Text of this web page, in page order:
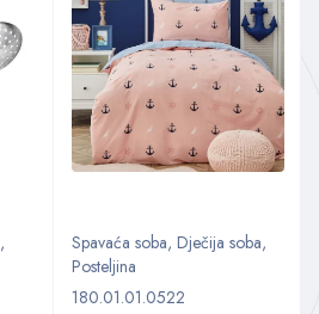
,
Spavaća soba, Dječija soba,
Posteljina
180.01.01.0522